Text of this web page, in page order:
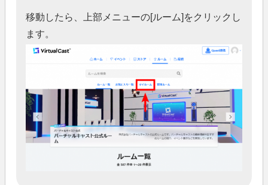
移動したら、上部メニューの[ルーム]をクリックし
ます。